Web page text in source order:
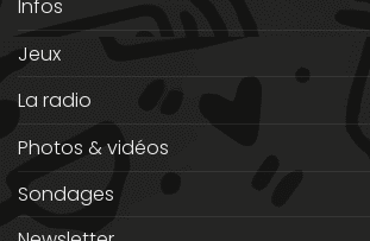
Infos
Jeux
La radio
Photos & vidéos
Sondages